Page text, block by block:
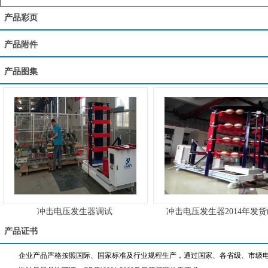
产品彩页
产品附件
产品图集
冲击电压发生器调试 冲击电压发生器2014年发
产品证书
企业产品严格按照国际、国家标准及行业规程生产，通过国家、各省级、市